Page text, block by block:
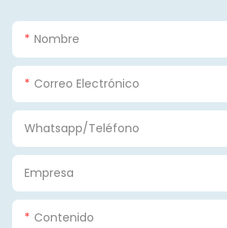
Nombre
Correo Electrónico
Whatsapp/Teléfono
Empresa
Contenido